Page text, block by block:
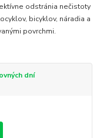
odstránia nečistoty
bicyklov, náradia a
povrchmi.
dní